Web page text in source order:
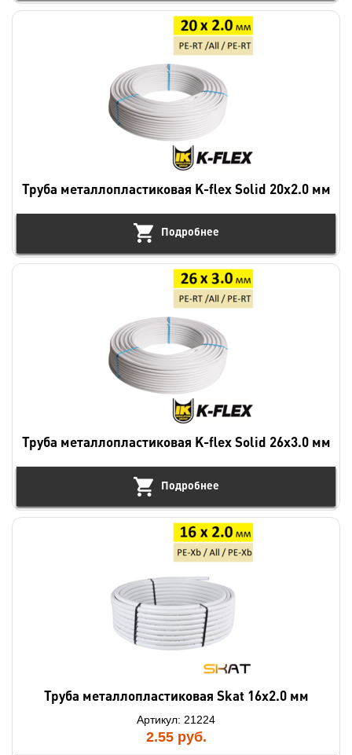
Труба металлопластиковая K-flex Solid 20х2.0 мм
Подробнее
Труба металлопластиковая K-flex Solid 26х3.0 мм
Подробнее
Труба металлопластиковая Skat 16х2.0 мм
Артикул: 21224
2.55 руб.